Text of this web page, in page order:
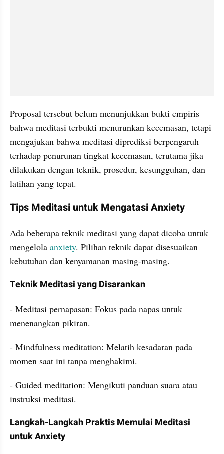
Proposal tersebut belum menunjukkan bukti empiris
bahwa meditasi terbukti menurunkan kecemasan, tetapi
mengajukan bahwa meditasi diprediksi berpengaruh
terhadap penurunan tingkat kecemasan, terutama jika
dilakukan dengan teknik, prosedur, kesungguhan, dan
latihan yang tepat.
Tips Meditasi untuk Mengatasi Anxiety
Ada beberapa teknik meditasi yang dapat dicoba untuk
mengelola anxiety. Pilihan teknik dapat disesuaikan
kebutuhan dan kenyamanan masing-masing.
Teknik Meditasi yang Disarankan
- Meditasi pernapasan: Fokus pada napas untuk
menenangkan pikiran.
- Mindfulness meditation: Melatih kesadaran pada
momen saat ini tanpa menghakimi.
- Guided meditation: Mengikuti panduan suara atau
instruksi meditasi.
Langkah-Langkah Praktis Memulai Meditasi
untuk Anxiety